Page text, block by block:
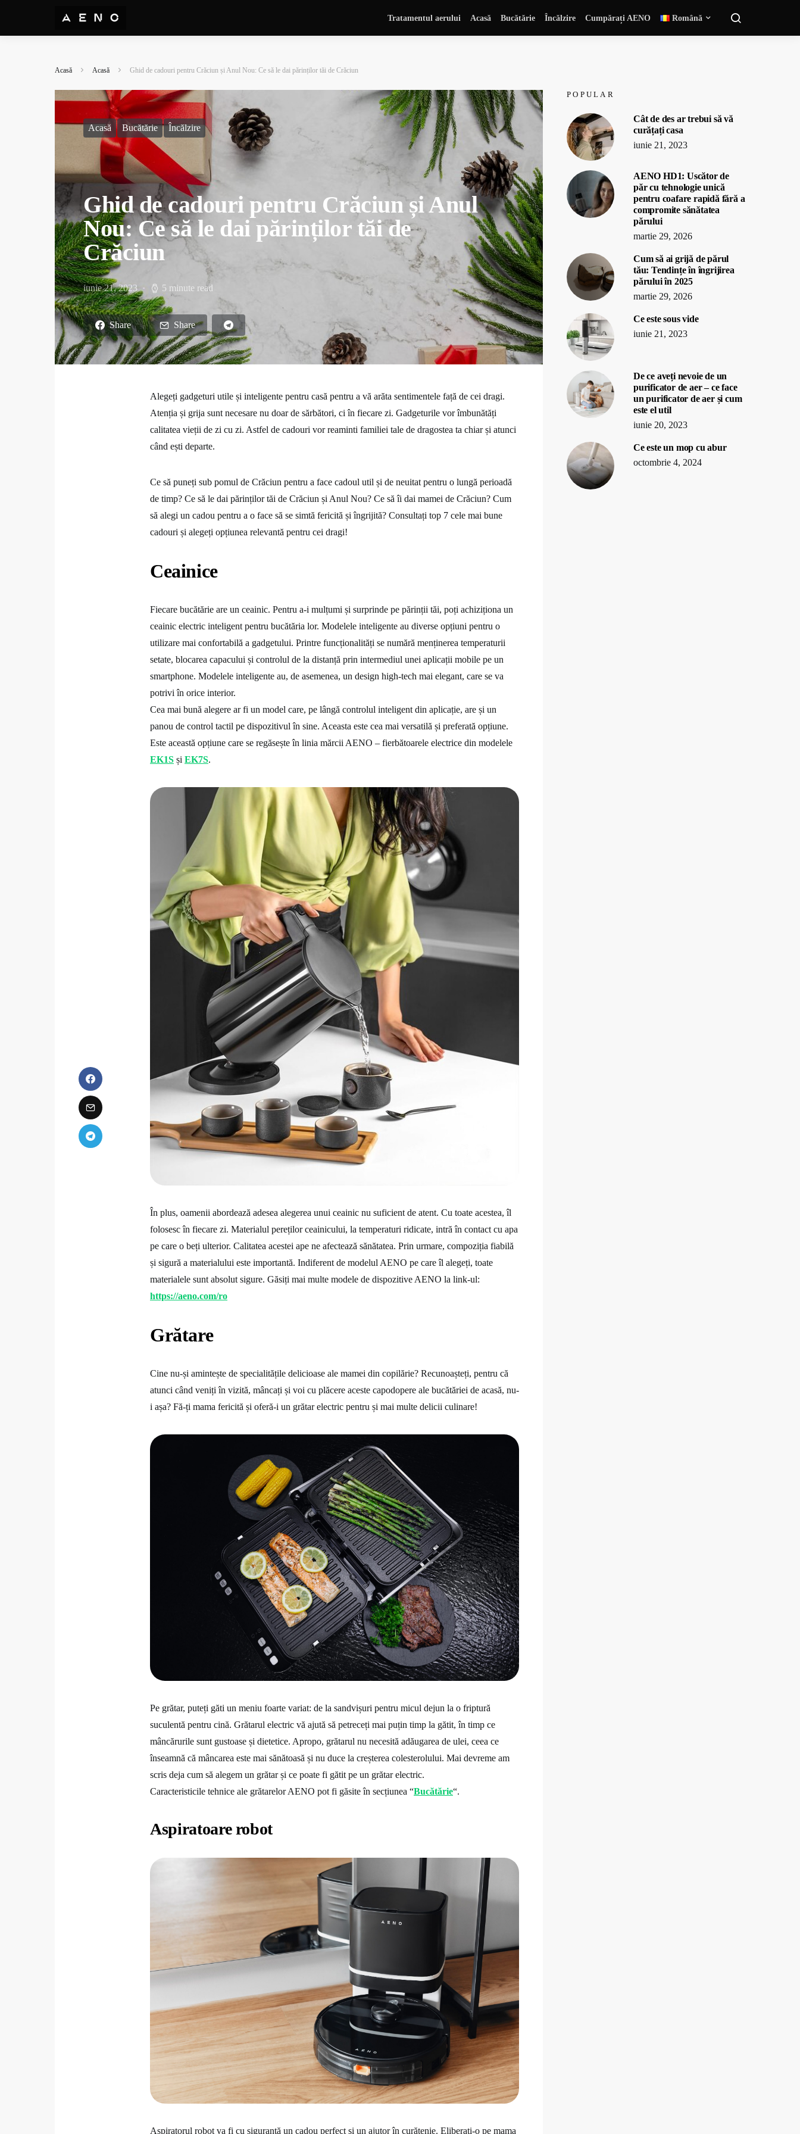
Tratamentul aerului Acasă Bucătărie Încălzire Cumpărați AENO Română
Acasă Acasă Ghid de cadouri pentru Crăciun și Anul Nou: Ce să le dai părinților tăi de Crăciun
Acasă Bucătărie Încălzire
Ghid de cadouri pentru Crăciun și Anul
Nou: Ce să le dai părinților tăi de
Crăciun
iunie 21, 2023 5 minute read
Share Share
Alegeți gadgeturi utile și inteligente pentru casă pentru a vă arăta sentimentele față de cei dragi.
Atenția și grija sunt necesare nu doar de sărbători, ci în fiecare zi. Gadgeturile vor îmbunătăți
calitatea vieții de zi cu zi. Astfel de cadouri vor reaminti familiei tale de dragostea ta chiar și atunci
când ești departe.
Ce să puneți sub pomul de Crăciun pentru a face cadoul util și de neuitat pentru o lungă perioadă
de timp? Ce să le dai părinților tăi de Crăciun și Anul Nou? Ce să îi dai mamei de Crăciun? Cum
să alegi un cadou pentru a o face să se simtă fericită și îngrijită? Consultați top 7 cele mai bune
cadouri și alegeți opțiunea relevantă pentru cei dragi!
Ceainice
Fiecare bucătărie are un ceainic. Pentru a-i mulțumi și surprinde pe părinții tăi, poți achiziționa un
ceainic electric inteligent pentru bucătăria lor. Modelele inteligente au diverse opțiuni pentru o
utilizare mai confortabilă a gadgetului. Printre funcționalități se numără menținerea temperaturii
setate, blocarea capacului și controlul de la distanță prin intermediul unei aplicații mobile pe un
smartphone. Modelele inteligente au, de asemenea, un design high-tech mai elegant, care se va
potrivi în orice interior.
Cea mai bună alegere ar fi un model care, pe lângă controlul inteligent din aplicație, are și un
panou de control tactil pe dispozitivul în sine. Aceasta este cea mai versatilă și preferată opțiune.
Este această opțiune care se regăsește în linia mărcii AENO – fierbătoarele electrice din modelele
EK1S și EK7S.
În plus, oamenii abordează adesea alegerea unui ceainic nu suficient de atent. Cu toate acestea, îl
folosesc în fiecare zi. Materialul pereților ceainicului, la temperaturi ridicate, intră în contact cu apa
pe care o beți ulterior. Calitatea acestei ape ne afectează sănătatea. Prin urmare, compoziția fiabilă
și sigură a materialului este importantă. Indiferent de modelul AENO pe care îl alegeți, toate
materialele sunt absolut sigure. Găsiți mai multe modele de dispozitive AENO la link-ul:
https://aeno.com/ro
Grătare
Cine nu-și amintește de specialitățile delicioase ale mamei din copilărie? Recunoașteți, pentru că
atunci când veniți în vizită, mâncați și voi cu plăcere aceste capodopere ale bucătăriei de acasă, nu-
i așa? Fă-ți mama fericită și oferă-i un grătar electric pentru și mai multe delicii culinare!
Pe grătar, puteți găti un meniu foarte variat: de la sandvișuri pentru micul dejun la o friptură
suculentă pentru cină. Grătarul electric vă ajută să petreceți mai puțin timp la gătit, în timp ce
mâncărurile sunt gustoase și dietetice. Apropo, grătarul nu necesită adăugarea de ulei, ceea ce
înseamnă că mâncarea este mai sănătoasă și nu duce la creșterea colesterolului. Mai devreme am
scris deja cum să alegem un grătar și ce poate fi gătit pe un grătar electric.
Caracteristicile tehnice ale grătarelor AENO pot fi găsite în secțiunea “Bucătărie“.
Aspiratoare robot
Aspiratorul robot va fi cu siguranță un cadou perfect și un ajutor în curățenie. Eliberați-o pe mama
POPULAR
Cât de des ar trebui să vă
curățați casa
iunie 21, 2023
AENO HD1: Uscător de
păr cu tehnologie unică
pentru coafare rapidă fără a
compromite sănătatea
părului
martie 29, 2026
Cum să ai grijă de părul
tău: Tendințe în îngrijirea
părului în 2025
martie 29, 2026
Ce este sous vide
iunie 21, 2023
De ce aveți nevoie de un
purificator de aer – ce face
un purificator de aer și cum
este el util
iunie 20, 2023
Ce este un mop cu abur
octombrie 4, 2024